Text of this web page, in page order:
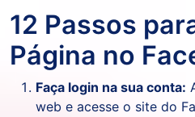
12 Passos
Página no
Faça login na sua conta:
web e acesse o site do